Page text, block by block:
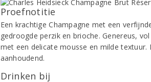
Proefnotitie
Een krachtige Champagne met een
gedroogde perzik en brioche. Genereus,
met een delicate mousse en milde textuur.
aanhoudend.
Drinken bij